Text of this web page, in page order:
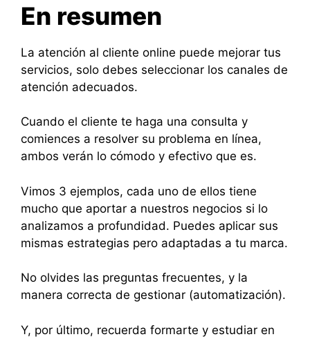
En resumen
La atención al cliente online puede mejorar tus
servicios, solo debes seleccionar los canales de
atención adecuados.
Cuando el cliente te haga una consulta y
comiences a resolver su problema en línea,
ambos verán lo cómodo y efectivo que es.
Vimos 3 ejemplos, cada uno de ellos tiene
mucho que aportar a nuestros negocios si lo
analizamos a profundidad. Puedes aplicar sus
mismas estrategias pero adaptadas a tu marca.
No olvides las preguntas frecuentes, y la
manera correcta de gestionar (automatización).
Y, por último, recuerda formarte y estudiar en